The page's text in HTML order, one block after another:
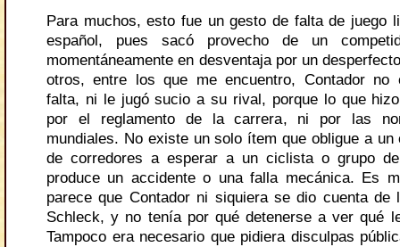
Para muchos, esto fue un gesto de falta de juego
español, pues sacó provecho de un
momentáneamente en desventaja por un
otros, entre los que me encuentro, Contador no
falta, ni le jugó sucio a su rival, porque lo que
por el reglamento de la carrera, ni por las
mundiales. No existe un solo ítem que obligue a un
de corredores a esperar a un ciclista o grupo
produce un accidente o una falla mecánica. Es
parece que Contador ni siquiera se dio cuenta de
Schleck, y no tenía por qué detenerse a ver qué
Tampoco era necesario que pidiera disculpas